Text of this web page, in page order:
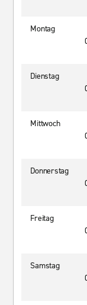
Montag
Dienstag
Mittwoch
Donnerstag
Freitag
Samstag